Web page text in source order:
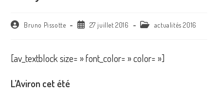
Auteur/autrice
Bruno Pissotte
Publication
27 juillet 2016
Post actualités 2016
[av_textblock size= » font_color= » color= »]
L’Aviron cet été